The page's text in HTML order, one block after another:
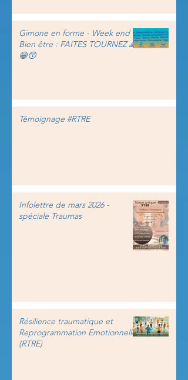
Gimone en forme - Week end
Bien être : FAITES TOURNEZ 🙏
😁😙
Témoignage #RTRE
Infolettre de mars 2026 -
spéciale Traumas
Résilience traumatique et
Reprogrammation Emotionnelle
(RTRE)